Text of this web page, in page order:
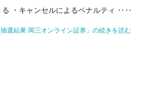
る ・キャンセルによるペナルティ ‥‥
抽選結果 岡三オンライン証券」の続きを読む